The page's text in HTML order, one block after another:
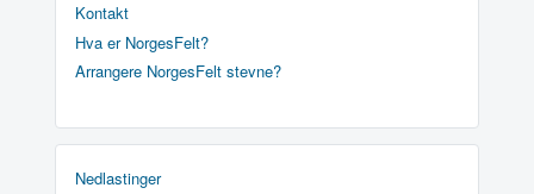
Kontakt
Hva er NorgesFelt?
Arrangere NorgesFelt stevne?
Nedlastinger